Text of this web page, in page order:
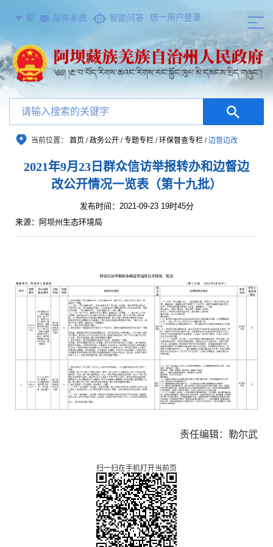
繁 邮件系统 智能问答 统一用户登录
当前位置： 首页 /政务公开 /专题专栏 /环保督查专栏 /边督边改
2021年9月23日群众信访举报转办和边督边
改公开情况一览表（第十九批）
发布时间：2021-09-23 19时45分
来源：阿坝州生态环境局
责任编辑：勒尔武
扫一扫在手机打开当前页